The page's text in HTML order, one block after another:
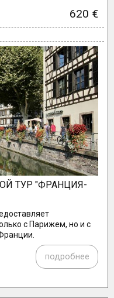
620 €
ТУР "ФРАНЦИЯ-
с Парижем, но и с
подробнее